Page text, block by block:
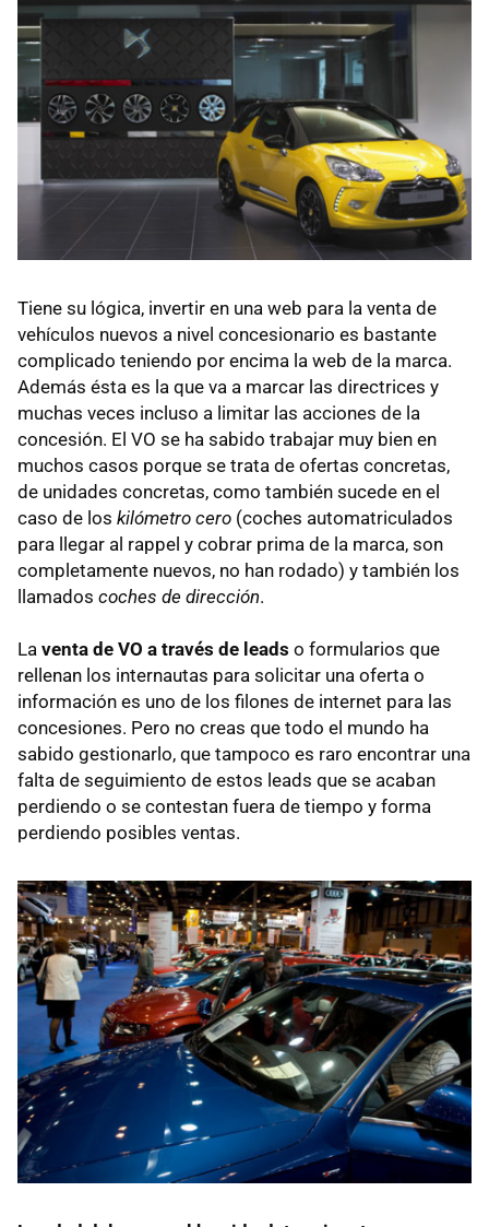
Tiene su lógica, invertir en una web para la venta de
vehículos nuevos a nivel concesionario es bastante
complicado teniendo por encima la web de la marca.
Además ésta es la que va a marcar las directrices y
muchas veces incluso a limitar las acciones de la
concesión. El VO se ha sabido trabajar muy bien en
muchos casos porque se trata de ofertas concretas,
de unidades concretas, como también sucede en el
caso de los kilómetro cero (coches automatriculados
para llegar al rappel y cobrar prima de la marca, son
completamente nuevos, no han rodado) y también los
llamados coches de dirección.
La venta de VO a través de leads o formularios que
rellenan los internautas para solicitar una oferta o
información es uno de los filones de internet para las
concesiones. Pero no creas que todo el mundo ha
sabido gestionarlo, que tampoco es raro encontrar una
falta de seguimiento de estos leads que se acaban
perdiendo o se contestan fuera de tiempo y forma
perdiendo posibles ventas.